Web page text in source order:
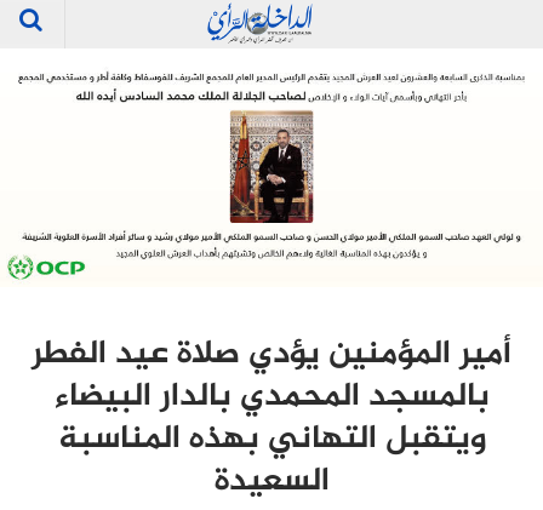
أمير المؤمنين يؤدي صلاة عيد الفطر
بالمسجد المحمدي بالدار البيضاء
ويتقبل التهاني بهذه المناسبة
السعيدة